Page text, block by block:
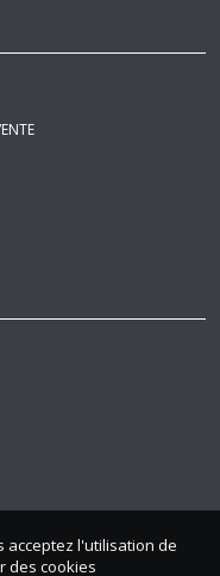
acceptez l'utilisation de
des cookies